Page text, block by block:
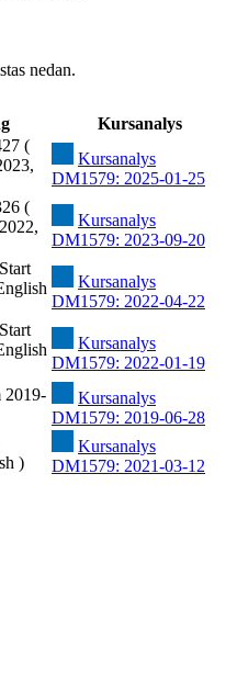
nedan.
Kursanalys
(
Kursanalys
DM1579: 2025-01-25
(
Kursanalys
DM1579: 2023-09-20
Kursanalys
DM1579: 2022-04-22
Kursanalys
DM1579: 2022-01-19
2019-
Kursanalys
DM1579: 2019-06-28
)
Kursanalys
DM1579: 2021-03-12